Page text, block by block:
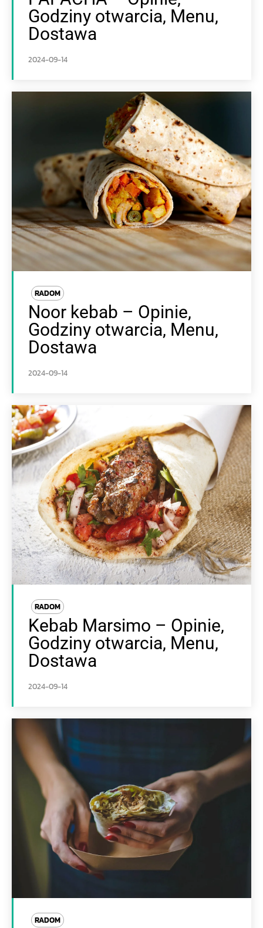
Godziny otwarcia, Menu,
Dostawa
2024-09-14
RADOM
Noor kebab – Opinie,
Godziny otwarcia, Menu,
Dostawa
2024-09-14
RADOM
Kebab Marsimo – Opinie,
Godziny otwarcia, Menu,
Dostawa
2024-09-14
RADOM